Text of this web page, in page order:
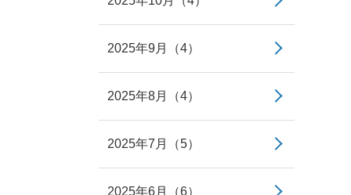
2025年9月（4）
2025年8月（4）
2025年7月（5）
2025年6月（6）